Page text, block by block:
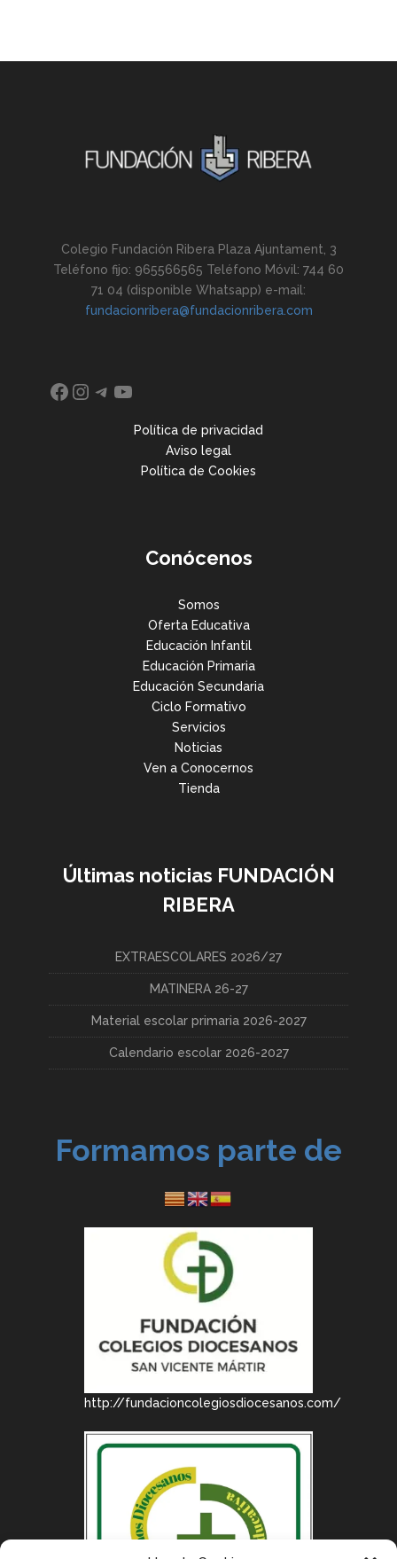
Colegio Fundación Ribera Plaza Ajuntament, 3
Teléfono fijo: 965566565 Teléfono Móvil: 744 60
71 04 (disponible Whatsapp) e-mail:
fundacionribera@fundacionribera.com
Facebook
Instagram
Telegram
YouTube
Política de privacidad
Aviso legal
Política de Cookies
Conócenos
Somos
Oferta Educativa
Educación Infantil
Educación Primaria
Educación Secundaria
Ciclo Formativo
Servicios
Noticias
Ven a Conocernos
Tienda
Últimas noticias FUNDACIÓN
RIBERA
EXTRAESCOLARES 2026/27
MATINERA 26-27
Material escolar primaria 2026-2027
Calendario escolar 2026-2027
Formamos parte de
http://fundacioncolegiosdiocesanos.com/